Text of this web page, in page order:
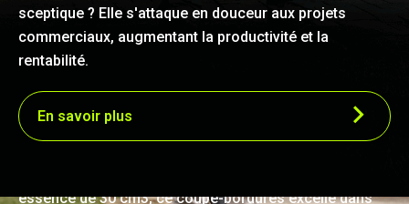
sceptique ? Elle s'attaque en douceur aux projets
commerciaux, augmentant la productivité et la
rentabilité.
En savoir plus
Bordure de précision sans effort
essence de 30 cm3, ce coupe-bordures excelle dans